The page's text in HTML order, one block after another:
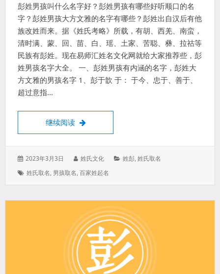
彭姓男孩叫什么名字好？彭姓男孩有哪些好听顺口的名
字？彭姓男孩大方文雅的名字有哪些？彭姓出自汉后有他
族改姓而来。据《姓氏考略》所载，有胡、西羌、南蛮，
清时满、蒙、回、苗、白、瑶、土家、苦聪、彝、拉祜等
民族有彭姓。现在易师汇姓名文化网就给大家推荐些，彭
姓男孩名字大全。 一、彭姓男孩有内涵的名字，彭姓大
方文雅的男孩名字 1、彭于歆 于： 于今、忠于、善于、
超过意指…
继续阅读 彭姓男孩有内涵的名字，彭姓高端大气的男
发
于：
2023年3月3日
作
姓氏文化
分
姓彭,姓氏取名
标
姓氏取名, 男孩取名,百家姓起名